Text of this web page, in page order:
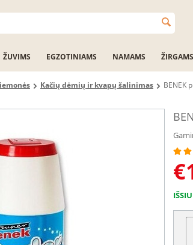
ŽUVIMS EGZOTINIAMS NAMAMS ŽIRGAMS
Kačių dėmių ir kvapų šalinimas BENEK
€